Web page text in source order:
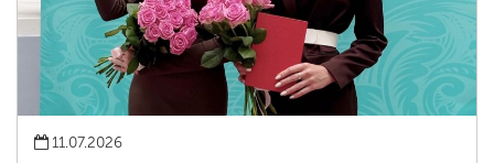
11.07.2026